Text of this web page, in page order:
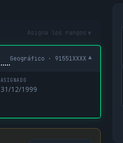
Asigna los rangos ▾
Geográfico · 91551XXXX ▾
ASIGNADO
31/12/1999